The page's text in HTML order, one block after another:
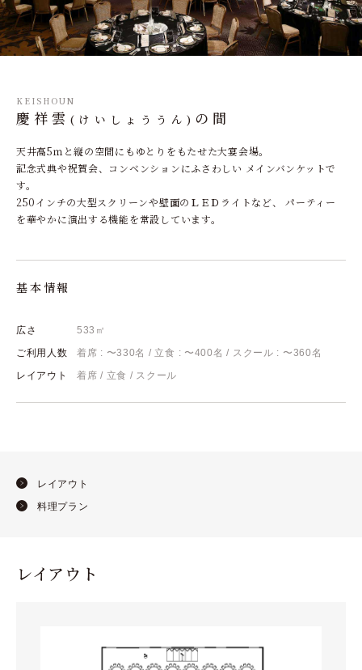
KEISHOUN
慶祥雲 (けいしょううん) の間
天井高5ｍと縦の空間にもゆとりをもたせた大宴会場。
記念式典や祝賀会、コンベンションにふさわしい メインバンケットで
す。
250インチの大型スクリーンや壁面のＬＥＤライトなど、
パーティー
を華やかに演出する機能を常設しています。
基本情報
広さ
533㎡
ご利用人数
着席 : 〜330名 立食 : 〜400名 スクール : 〜360名
レイアウト
着席 立食 スクール
レイアウト
料理プラン
レイアウト